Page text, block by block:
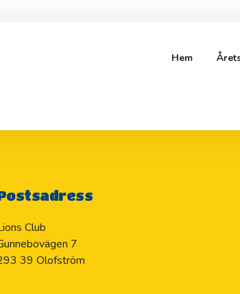
Hem
Club
7
39 Olofström